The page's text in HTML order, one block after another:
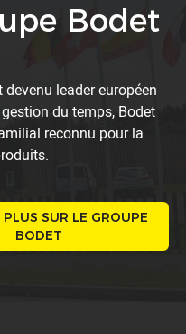
Bodet
devenu leader européen
du temps, Bodet
reconnu pour la
SUR LE GROUPE
BODET